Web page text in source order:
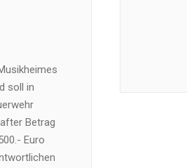
soll in
Betrag
Euro